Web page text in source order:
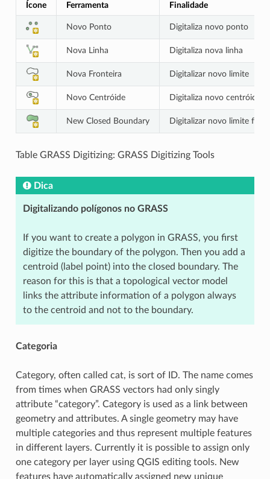
Ícone Ferramenta Finalidade
Novo Ponto Digitaliza novo ponto
Nova Linha Digitaliza nova linha
Nova Fronteira Digitalizar novo limite
Novo Centróide Digitaliza novo centróide
New Closed Boundary Digitalizar novo limite
Table GRASS Digitizing: GRASS Digitizing Tools
Dica
Digitalizando polígonos no GRASS
If you want to create a polygon in GRASS, you first
digitize the boundary of the polygon. Then you add a
centroid (label point) into the closed boundary. The
reason for this is that a topological vector model
links the attribute information of a polygon always
to the centroid and not to the boundary.
Categoria
Category, often called cat, is sort of ID. The name comes
from times when GRASS vectors had only singly
attribute “category”. Category is used as a link between
geometry and attributes. A single geometry may have
multiple categories and thus represent multiple features
in different layers. Currently it is possible to assign only
one category per layer using QGIS editing tools. New
features have automatically assigned new unique